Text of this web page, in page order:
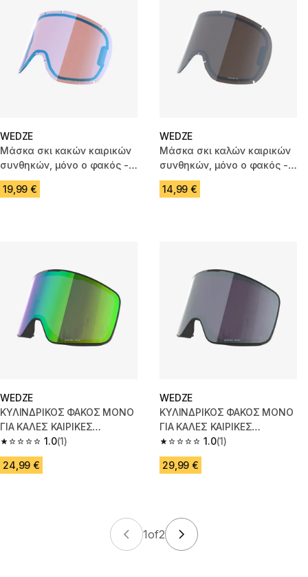
WEDZE
Μάσκα σκι κακών καιρικών
συνθηκών, μόνο ο φακός -
G500
19,99 €
WEDZE
Μάσκα σκι καλών καιρικών
συνθηκών, μόνο ο φακός -
G500
14,99 €
WEDZE
ΚΥΛΙΝΔΡΙΚΟΣ ΦΑΚΟΣ ΜΟΝΟ
ΓΙΑ ΚΑΛΕΣ ΚΑΙΡΙΚΕΣ
ΣΥΝΘΗΚΕΣ G900 HD ΓΥΑΛΙΑ
ΣΚΙ
1.0
1.0 out of 5 stars from 1 reviews
(1)
24,99 €
WEDZE
ΚΥΛΙΝΔΡΙΚΟΣ ΦΑΚΟΣ ΜΟΝΟ
ΓΙΑ ΚΑΛΕΣ ΚΑΙΡΙΚΕΣ
ΣΥΝΘΗΚΕΣ G900 HD ΓΥΑΛΙΑ
ΣΚΙ
1.0
1.0 out of 5 stars from 1 reviews
(1)
29,99 €
1of2